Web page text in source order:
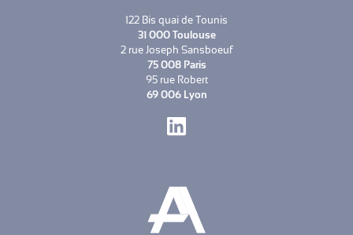
122 Bis quai de Tounis
31 000 Toulouse
2 rue Joseph Sansboeuf
75 008 Paris
95 rue Robert
69 006 Lyon
LinkedIn